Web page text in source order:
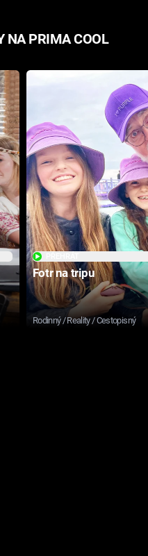
NA PRIMA COOL
Fotr na tripu
Rodinný / Reality / Cestopisný